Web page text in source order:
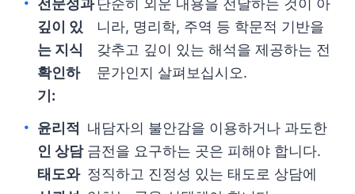
전문성과
깊이 있
는 지식
확인하
기:
단순히 외운 내용을 전달하는 것이 아
니라, 명리학, 주역 등 학문적 기반을
갖추고 깊이 있는 해석을 제공하는 전
문가인지 살펴보십시오.
윤리적
인 상담
태도와
내담자의 불안감을 이용하거나 과도한
금전을 요구하는 곳은 피해야 합니다.
정직하고 진정성 있는 태도로 상담에